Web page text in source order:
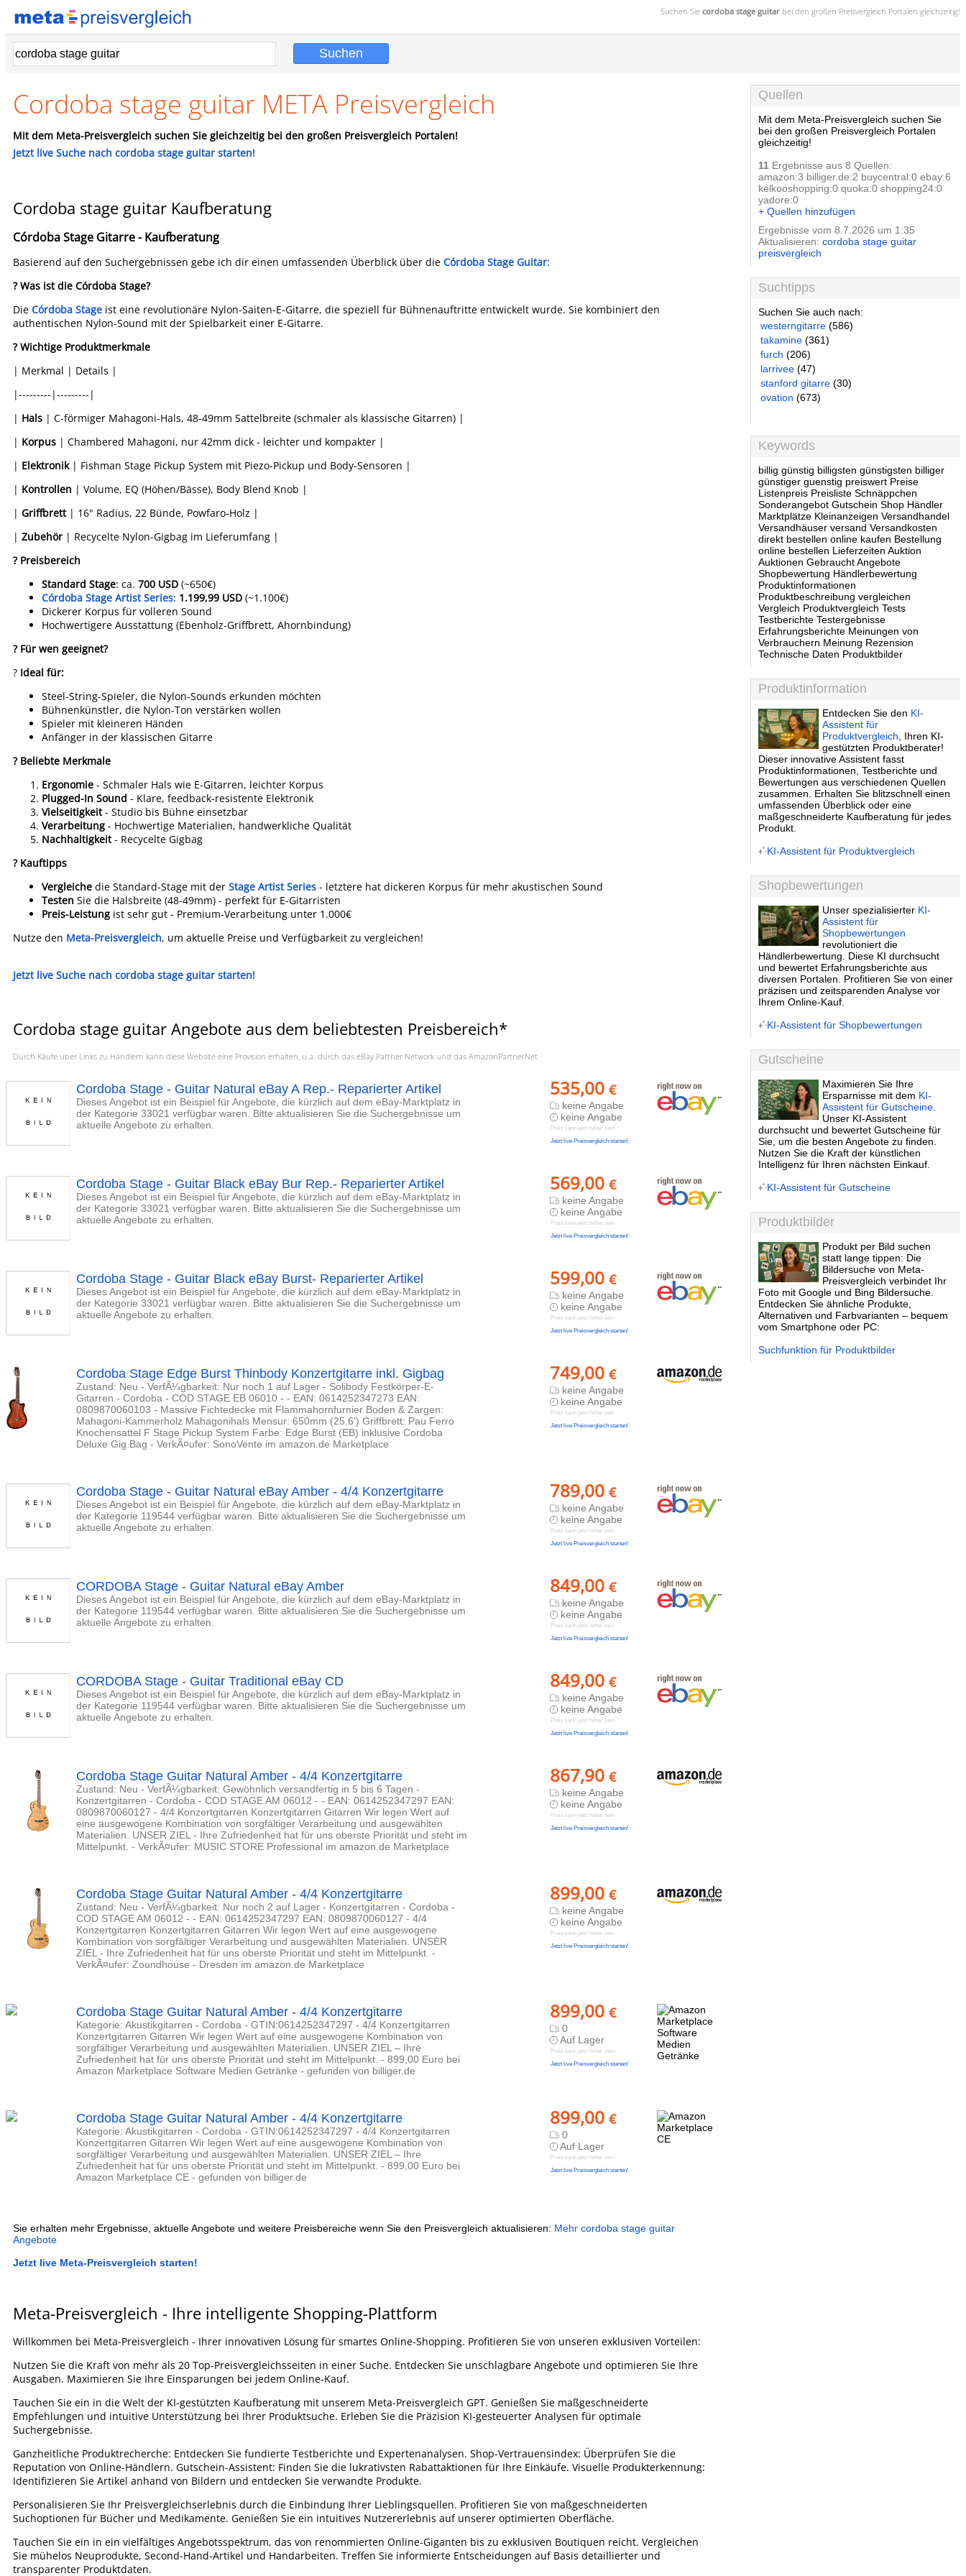
Suchen Sie cordoba stage guitar bei den großen Preisvergleich Portalen gleichzeitig!
Cordoba stage guitar META Preisvergleich
Mit dem Meta-Preisvergleich suchen Sie gleichzeitig bei den großen Preisvergleich Portalen!
Jetzt live Suche nach cordoba stage guitar starten!
Cordoba stage guitar Kaufberatung
Córdoba Stage Gitarre - Kaufberatung
Basierend auf den Suchergebnissen gebe ich dir einen umfassenden Überblick über die Córdoba Stage Guitar:
? Was ist die Córdoba Stage?
Die Córdoba Stage ist eine revolutionäre Nylon-Saiten-E-Gitarre, die speziell für Bühnenauftritte entwickelt wurde. Sie kombiniert den
authentischen Nylon-Sound mit der Spielbarkeit einer E-Gitarre.
? Wichtige Produktmerkmale
| Merkmal | Details |
|---------|---------|
| Hals | C-förmiger Mahagoni-Hals, 48-49mm Sattelbreite (schmaler als klassische Gitarren) |
| Korpus | Chambered Mahagoni, nur 42mm dick - leichter und kompakter |
| Elektronik| Fishman Stage Pickup System mit Piezo-Pickup und Body-Sensoren |
| Kontrollen | Volume, EQ (Höhen/Bässe), Body Blend Knob |
| Griffbrett| 16" Radius, 22 Bünde, Powfaro-Holz |
| Zubehör | Recycelte Nylon-Gigbag im Lieferumfang |
? Preisbereich
Standard Stage: ca. 700 USD (~650€)
Córdoba Stage Artist Series: 1.199,99 USD (~1.100€)
Dickerer Korpus für volleren Sound
Hochwertigere Ausstattung (Ebenholz-Griffbrett, Ahornbindung)
? Für wen geeignet?
? Ideal für:
Steel-String-Spieler, die Nylon-Sounds erkunden möchten
Bühnenkünstler, die Nylon-Ton verstärken wollen
Spieler mit kleineren Händen
Anfänger in der klassischen Gitarre
? Beliebte Merkmale
Ergonomie - Schmaler Hals wie E-Gitarren, leichter Korpus
Plugged-In Sound - Klare, feedback-resistente Elektronik
Vielseitigkeit- Studio bis Bühne einsetzbar
Verarbeitung - Hochwertige Materialien, handwerkliche Qualität
Nachhaltigkeit- Recycelte Gigbag
? Kauftipps
Vergleiche die Standard-Stage mit der Stage Artist Series - letztere hat dickeren Korpus für mehr akustischen Sound
Testen Sie die Halsbreite (48-49mm) - perfekt für E-Gitarristen
Preis-Leistung ist sehr gut - Premium-Verarbeitung unter 1.000€
Nutze den Meta-Preisvergleich, um aktuelle Preise und Verfügbarkeit zu vergleichen!
Jetzt live Suche nach cordoba stage guitar starten!
Cordoba stage guitar Angebote aus dem beliebtesten Preisbereich*
Durch Käufe über Links zu Händlern kann diese Website eine Provision erhalten, u.a. durch das eBay Partner Network und das AmazonPartnerNet
535,00 €
keine Angabe
keine Angabe
Preis kann jetzt höher sein
Jetzt live Preisvergleich starten!
Cordoba Stage - Guitar Natural eBay A Rep.- Reparierter Artikel
Dieses Angebot ist ein Beispiel für Angebote, die kürzlich auf dem eBay-Marktplatz in
der Kategorie 33021 verfügbar waren. Bitte aktualisieren Sie die Suchergebnisse um
aktuelle Angebote zu erhalten.
569,00 €
keine Angabe
keine Angabe
Preis kann jetzt höher sein
Jetzt live Preisvergleich starten!
Cordoba Stage - Guitar Black eBay Bur Rep.- Reparierter Artikel
Dieses Angebot ist ein Beispiel für Angebote, die kürzlich auf dem eBay-Marktplatz in
der Kategorie 33021 verfügbar waren. Bitte aktualisieren Sie die Suchergebnisse um
aktuelle Angebote zu erhalten.
599,00 €
keine Angabe
keine Angabe
Preis kann jetzt höher sein
Jetzt live Preisvergleich starten!
Cordoba Stage - Guitar Black eBay Burst- Reparierter Artikel
Dieses Angebot ist ein Beispiel für Angebote, die kürzlich auf dem eBay-Marktplatz in
der Kategorie 33021 verfügbar waren. Bitte aktualisieren Sie die Suchergebnisse um
aktuelle Angebote zu erhalten.
749,00 €
keine Angabe
keine Angabe
Preis kann jetzt höher sein
Jetzt live Preisvergleich starten!
Cordoba Stage Edge Burst Thinbody Konzertgitarre inkl. Gigbag
Zustand: Neu - VerfÃ¼gbarkeit: Nur noch 1 auf Lager - Solibody Festkörper-E-
Gitarren - Cordoba - COD STAGE EB 06010 - - EAN: 0614252347273 EAN:
0809870060103 - Massive Fichtedecke mit Flammahornfurnier Boden & Zargen:
Mahagoni-Kammerholz Mahagonihals Mensur: 650mm (25.6') Griffbrett: Pau Ferro
Knochensattel F Stage Pickup System Farbe: Edge Burst (EB) inklusive Cordoba
Deluxe Gig Bag - VerkÃ¤ufer: SonoVente im amazon.de Marketplace
789,00 €
keine Angabe
keine Angabe
Preis kann jetzt höher sein
Jetzt live Preisvergleich starten!
Cordoba Stage - Guitar Natural eBay Amber - 4/4 Konzertgitarre
Dieses Angebot ist ein Beispiel für Angebote, die kürzlich auf dem eBay-Marktplatz in
der Kategorie 119544 verfügbar waren. Bitte aktualisieren Sie die Suchergebnisse um
aktuelle Angebote zu erhalten.
849,00 €
keine Angabe
keine Angabe
Preis kann jetzt höher sein
Jetzt live Preisvergleich starten!
CORDOBA Stage - Guitar Natural eBay Amber
Dieses Angebot ist ein Beispiel für Angebote, die kürzlich auf dem eBay-Marktplatz in
der Kategorie 119544 verfügbar waren. Bitte aktualisieren Sie die Suchergebnisse um
aktuelle Angebote zu erhalten.
849,00 €
keine Angabe
keine Angabe
Preis kann jetzt höher sein
Jetzt live Preisvergleich starten!
CORDOBA Stage - Guitar Traditional eBay CD
Dieses Angebot ist ein Beispiel für Angebote, die kürzlich auf dem eBay-Marktplatz in
der Kategorie 119544 verfügbar waren. Bitte aktualisieren Sie die Suchergebnisse um
aktuelle Angebote zu erhalten.
867,90 €
keine Angabe
keine Angabe
Preis kann jetzt höher sein
Jetzt live Preisvergleich starten!
Cordoba Stage Guitar Natural Amber - 4/4 Konzertgitarre
Zustand: Neu - VerfÃ¼gbarkeit: Gewöhnlich versandfertig in 5 bis 6 Tagen -
Konzertgitarren - Cordoba - COD STAGE AM 06012 - - EAN: 0614252347297 EAN:
0809870060127 - 4/4 Konzertgitarren Konzertgitarren Gitarren Wir legen Wert auf
eine ausgewogene Kombination von sorgfältiger Verarbeitung und ausgewählten
Materialien. UNSER ZIEL - Ihre Zufriedenheit hat für uns oberste Priorität und steht im
Mittelpunkt. - VerkÃ¤ufer: MUSIC STORE Professional im amazon.de Marketplace
899,00 €
keine Angabe
keine Angabe
Preis kann jetzt höher sein
Jetzt live Preisvergleich starten!
Cordoba Stage Guitar Natural Amber - 4/4 Konzertgitarre
Zustand: Neu - VerfÃ¼gbarkeit: Nur noch 2 auf Lager - Konzertgitarren - Cordoba -
COD STAGE AM 06012 - - EAN: 0614252347297 EAN: 0809870060127 - 4/4
Konzertgitarren Konzertgitarren Gitarren Wir legen Wert auf eine ausgewogene
Kombination von sorgfältiger Verarbeitung und ausgewählten Materialien. UNSER
ZIEL - Ihre Zufriedenheit hat für uns oberste Priorität und steht im Mittelpunkt. -
VerkÃ¤ufer: Zoundhouse - Dresden im amazon.de Marketplace
899,00 €
0
Auf Lager
Preis kann jetzt höher sein
Jetzt live Preisvergleich starten!
Cordoba Stage Guitar Natural Amber - 4/4 Konzertgitarre
Kategorie: Akustikgitarren - Cordoba - GTIN:0614252347297 - 4/4 Konzertgitarren
Konzertgitarren Gitarren Wir legen Wert auf eine ausgewogene Kombination von
sorgfältiger Verarbeitung und ausgewählten Materialien. UNSER ZIEL – Ihre
Zufriedenheit hat für uns oberste Priorität und steht im Mittelpunkt. - 899,00 Euro bei
Amazon Marketplace Software Medien Getränke - gefunden von billiger.de
899,00 €
0
Auf Lager
Preis kann jetzt höher sein
Jetzt live Preisvergleich starten!
Cordoba Stage Guitar Natural Amber - 4/4 Konzertgitarre
Kategorie: Akustikgitarren - Cordoba - GTIN:0614252347297 - 4/4 Konzertgitarren
Konzertgitarren Gitarren Wir legen Wert auf eine ausgewogene Kombination von
sorgfältiger Verarbeitung und ausgewählten Materialien. UNSER ZIEL – Ihre
Zufriedenheit hat für uns oberste Priorität und steht im Mittelpunkt. - 899,00 Euro bei
Amazon Marketplace CE - gefunden von billiger.de
Sie erhalten mehr Ergebnisse, aktuelle Angebote und weitere Preisbereiche wenn Sie den Preisvergleich aktualisieren: Mehr cordoba stage guitar
Angebote
Jetzt live Meta-Preisvergleich starten!
Meta-Preisvergleich - Ihre intelligente Shopping-Plattform
Willkommen bei Meta-Preisvergleich - Ihrer innovativen Lösung für smartes Online-Shopping. Profitieren Sie von unseren exklusiven Vorteilen:
Nutzen Sie die Kraft von mehr als 20 Top-Preisvergleichsseiten in einer Suche. Entdecken Sie unschlagbare Angebote und optimieren Sie Ihre
Ausgaben. Maximieren Sie Ihre Einsparungen bei jedem Online-Kauf.
Tauchen Sie ein in die Welt der KI-gestützten Kaufberatung mit unserem Meta-Preisvergleich GPT. Genießen Sie maßgeschneiderte
Empfehlungen und intuitive Unterstützung bei Ihrer Produktsuche. Erleben Sie die Präzision KI-gesteuerter Analysen für optimale
Suchergebnisse.
Ganzheitliche Produktrecherche: Entdecken Sie fundierte Testberichte und Expertenanalysen. Shop-Vertrauensindex: Überprüfen Sie die
Reputation von Online-Händlern. Gutschein-Assistent: Finden Sie die lukrativsten Rabattaktionen für Ihre Einkäufe. Visuelle Produkterkennung:
Identifizieren Sie Artikel anhand von Bildern und entdecken Sie verwandte Produkte.
Personalisieren Sie Ihr Preisvergleichserlebnis durch die Einbindung Ihrer Lieblingsquellen. Profitieren Sie von maßgeschneiderten
Suchoptionen für Bücher und Medikamente. Genießen Sie ein intuitives Nutzererlebnis auf unserer optimierten Oberfläche.
Tauchen Sie ein in ein vielfältiges Angebotsspektrum, das von renommierten Online-Giganten bis zu exklusiven Boutiquen reicht. Vergleichen
Sie mühelos Neuprodukte, Second-Hand-Artikel und Handarbeiten. Treffen Sie informierte Entscheidungen auf Basis detaillierter und
transparenter Produktdaten.
Quellen
Mit dem Meta-Preisvergleich suchen Sie
bei den großen Preisvergleich Portalen
gleichzeitig!
11 Ergebnisse aus 8 Quellen:
amazon:3 billiger.de:2 buycentral:0 ebay:6
kelkooshopping:0 quoka:0 shopping24:0
yadore:0
+ Quellen hinzufügen
Ergebnisse vom 8.7.2026 um 1:35
Aktualisieren: cordoba stage guitar
preisvergleich
Suchtipps
Suchen Sie auch nach:
westerngitarre (586)
takamine (361)
furch (206)
larrivee (47)
stanford gitarre (30)
ovation (673)
Keywords
billig günstig billigsten günstigsten billiger
günstiger guenstig preiswert Preise
Listenpreis Preisliste Schnäppchen
Sonderangebot Gutschein Shop Händler
Marktplätze Kleinanzeigen Versandhandel
Versandhäuser versand Versandkosten
direkt bestellen online kaufen Bestellung
online bestellen Lieferzeiten Auktion
Auktionen Gebraucht Angebote
Shopbewertung Händlerbewertung
Produktinformationen
Produktbeschreibung vergleichen
Vergleich Produktvergleich Tests
Testberichte Testergebnisse
Erfahrungsberichte Meinungen von
Verbrauchern Meinung Rezension
Technische Daten Produktbilder
Produktinformation
Entdecken Sie den KI-
Assistent für
Produktvergleich , Ihren KI-
gestützten Produktberater!
Dieser innovative Assistent fasst
Produktinformationen, Testberichte und
Bewertungen aus verschiedenen Quellen
zusammen. Erhalten Sie blitzschnell einen
umfassenden Überblick oder eine
maßgeschneiderte Kaufberatung für jedes
Produkt.
KI-Assistent für Produktvergleich
Shopbewertungen
Unser spezialisierter KI-
Assistent für
Shopbewertungen
revolutioniert die
Händlerbewertung. Diese KI durchsucht
und bewertet Erfahrungsberichte aus
diversen Portalen. Profitieren Sie von einer
präzisen und zeitsparenden Analyse vor
Ihrem Online-Kauf.
KI-Assistent für Shopbewertungen
Gutscheine
Maximieren Sie Ihre
Ersparnisse mit dem KI-
Assistent für Gutscheine
Unser KI-Assistent
durchsucht und bewertet Gutscheine für
Sie, um die besten Angebote zu finden.
Nutzen Sie die Kraft der künstlichen
Intelligenz für Ihren nächsten Einkauf.
KI-Assistent für Gutscheine
Produktbilder
Produkt per Bild suchen
statt lange tippen: Die
Bildersuche von Meta-
Preisvergleich verbindet Ihr
Foto mit Google und Bing Bildersuche.
Entdecken Sie ähnliche Produkte,
Alternativen und Farbvarianten – bequem
vom Smartphone oder PC:
Suchfunktion für Produktbilder